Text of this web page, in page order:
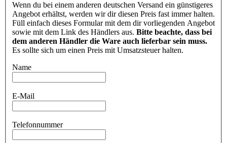
Wenn du bei einem anderen deutschen Versand ein günstigeres
Angebot erhältst, werden wir dir diesen Preis fast immer halten.
Füll einfach dieses Formular mit dem dir vorliegenden Angebot
sowie mit dem Link des Händlers aus. Bitte beachte, dass bei
dem anderen Händler die Ware auch lieferbar sein muss.
Es sollte sich um einen Preis mit Umsatzsteuer halten.
Name
E-Mail
Telefonnummer